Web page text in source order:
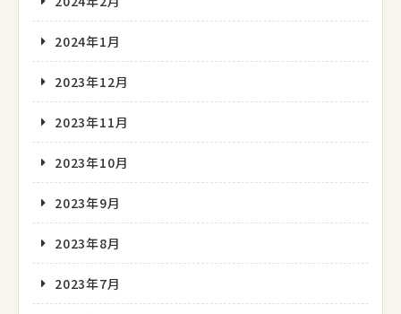
2024年1月
2023年12月
2023年11月
2023年10月
2023年9月
2023年8月
2023年7月